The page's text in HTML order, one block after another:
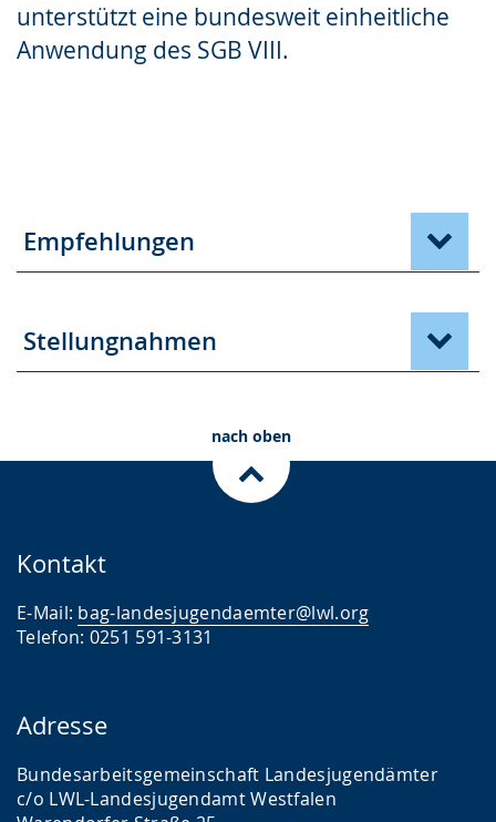
unterstützt eine bundesweit einheitliche
Anwendung des SGB VIII.
Empfehlungen
Stellungnahmen
nach oben
Kontakt
E-Mail: bag-landesjugendaemter@lwl.org
Telefon: 0251 591-3131
Adresse
Bundesarbeitsgemeinschaft Landesjugendämter
c/o LWL-Landesjugendamt Westfalen